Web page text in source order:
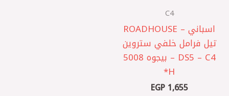
C4
اسباني – ROADHOUSE
تيل فرامل خلفي ستروين
DS5 – C4 – بيجوه 5008
H*
EGP1,655